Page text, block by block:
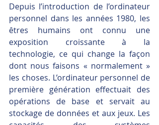
Depuis l’introduction de l’ordinateur
personnel dans les années 1980, les
êtres humains ont connu une
exposition croissante à la
technologie, ce qui change la façon
dont nous faisons « normalement »
les choses. L’ordinateur personnel de
première génération effectuait des
opérations de base et servait au
stockage de données et aux jeux. Les